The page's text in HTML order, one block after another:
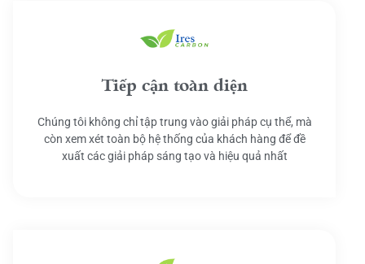
Tiếp cận toàn diện
Chúng tôi không chỉ tập trung vào giải pháp cụ thể, mà
còn xem xét toàn bộ hệ thống của khách hàng để đề
xuất các giải pháp sáng tạo và hiệu quả nhất